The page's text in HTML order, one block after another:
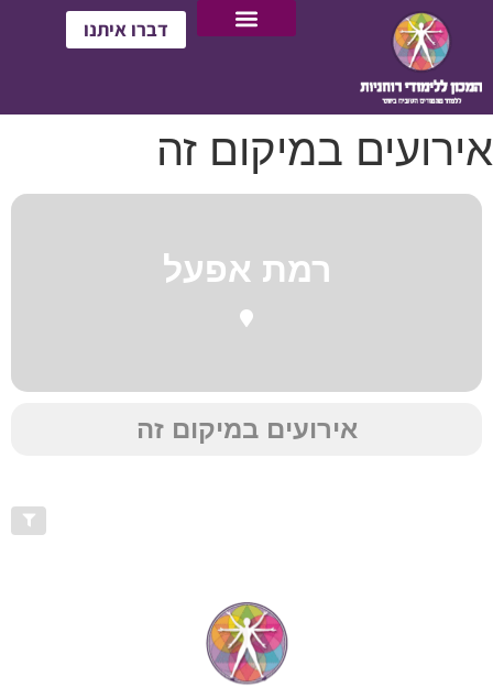
דברו איתנו
אירועים במיקום זה
רמת אפעל
אירועים במיקום זה